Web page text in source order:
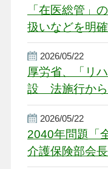
「在医総管」
扱いなどを明
2026/05/22
厚労省、「リ
設 法施行か
2026/05/22
2040年問題「
介護保険部会